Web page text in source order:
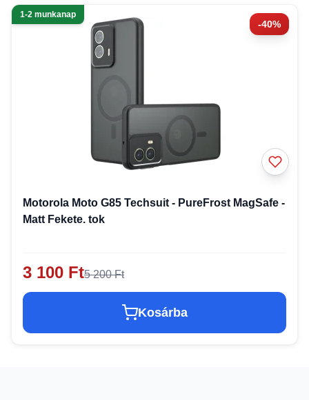
-40%
1-2 munkanap
Motorola Moto G85 Techsuit - PureFrost MagSafe -
Matt Fekete. tok
3 100 Ft5 200 Ft
Kosárba